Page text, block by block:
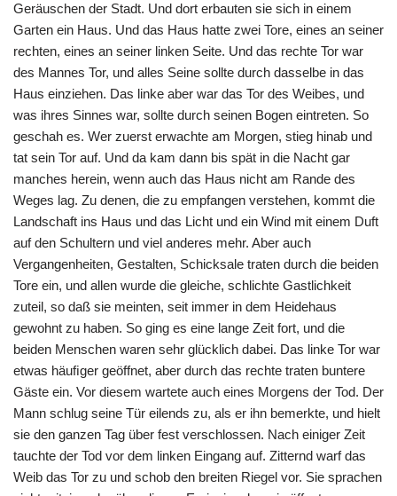
Geräuschen der Stadt. Und dort erbauten sie sich in einem
Garten ein Haus. Und das Haus hatte zwei Tore, eines an seiner
rechten, eines an seiner linken Seite. Und das rechte Tor war
des Mannes Tor, und alles Seine sollte durch dasselbe in das
Haus einziehen. Das linke aber war das Tor des Weibes, und
was ihres Sinnes war, sollte durch seinen Bogen eintreten. So
geschah es. Wer zuerst erwachte am Morgen, stieg hinab und
tat sein Tor auf. Und da kam dann bis spät in die Nacht gar
manches herein, wenn auch das Haus nicht am Rande des
Weges lag. Zu denen, die zu empfangen verstehen, kommt die
Landschaft ins Haus und das Licht und ein Wind mit einem Duft
auf den Schultern und viel anderes mehr. Aber auch
Vergangenheiten, Gestalten, Schicksale traten durch die beiden
Tore ein, und allen wurde die gleiche, schlichte Gastlichkeit
zuteil, so daß sie meinten, seit immer in dem Heidehaus
gewohnt zu haben. So ging es eine lange Zeit fort, und die
beiden Menschen waren sehr glücklich dabei. Das linke Tor war
etwas häuﬁger geöffnet, aber durch das rechte traten buntere
Gäste ein. Vor diesem wartete auch eines Morgens der Tod. Der
Mann schlug seine Tür eilends zu, als er ihn bemerkte, und hielt
sie den ganzen Tag über fest verschlossen. Nach einiger Zeit
tauchte der Tod vor dem linken Eingang auf. Zitternd warf das
Weib das Tor zu und schob den breiten Riegel vor. Sie sprachen